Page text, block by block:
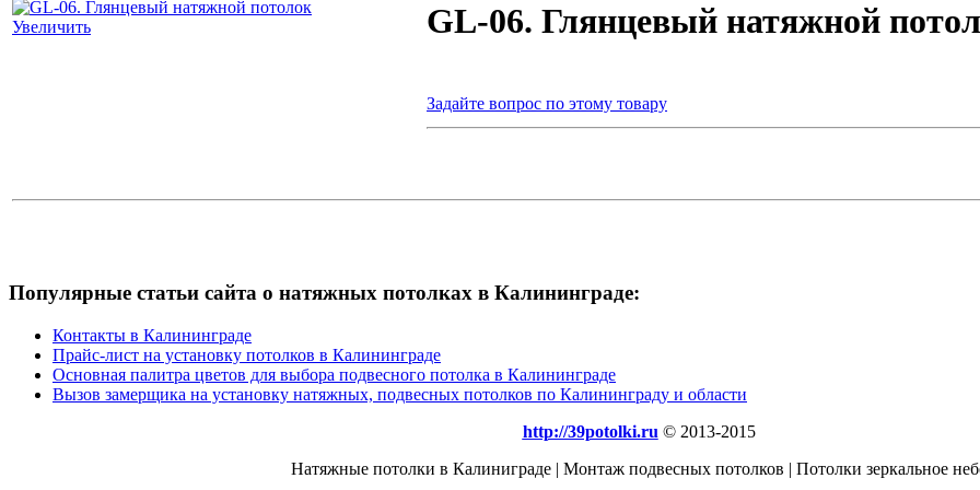
Увеличить GL-06. Глянцевый натяжной
Задайте вопрос по этому товару
Популярные статьи сайта о натяжных потолках в Калининграде:
Контакты в Калининграде
Прайс-лист на установку потолков в Калининграде
Основная палитра цветов для выбора подвесного потолка в Калининграде
Вызов замерщика на установку натяжных, подвесных потолков по Калининграду и области
http://39potolki.ru © 2013-2015
Натяжные потолки в Калиниграде | Монтаж подвесных потолков | Потолки зеркальное